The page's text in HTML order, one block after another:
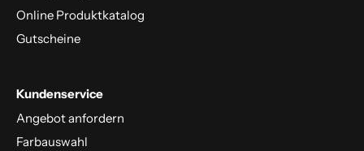
Online Produktkatalog
Gutscheine
Kundenservice
Angebot anfordern
Farbauswahl